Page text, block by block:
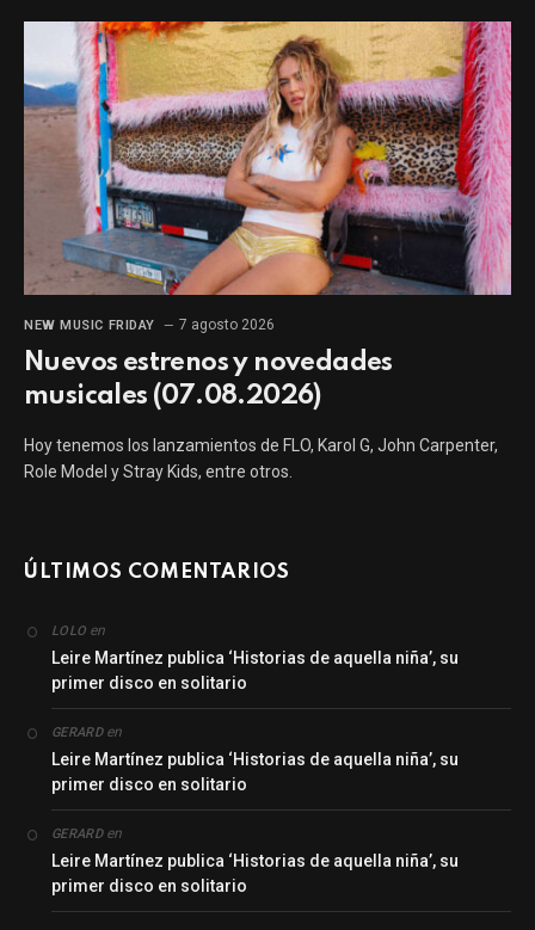
NEW MUSIC FRIDAY 7 agosto 2026
Nuevos estrenos y novedades
musicales (07.08.2026)
Hoy tenemos los lanzamientos de FLO, Karol G, John Carpenter,
Role Model y Stray Kids, entre otros.
ÚLTIMOS COMENTARIOS
LOLO en
Leire Martínez publica ‘Historias de aquella niña’, su
primer disco en solitario
GERARDen
Leire Martínez publica ‘Historias de aquella niña’, su
primer disco en solitario
GERARDen
Leire Martínez publica ‘Historias de aquella niña’, su
primer disco en solitario